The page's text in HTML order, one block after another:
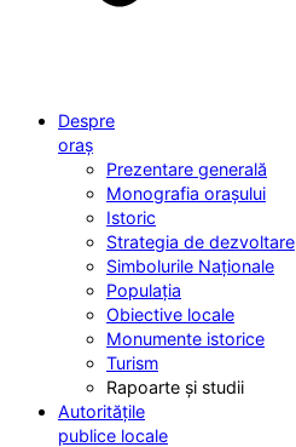
Despre
oraș
Prezentare generală
Monografia orașului
Istoric
Strategia de dezvoltare
Simbolurile Naționale
Populația
Obiective locale
Monumente istorice
Turism
Rapoarte și studii
Autoritățile
publice locale